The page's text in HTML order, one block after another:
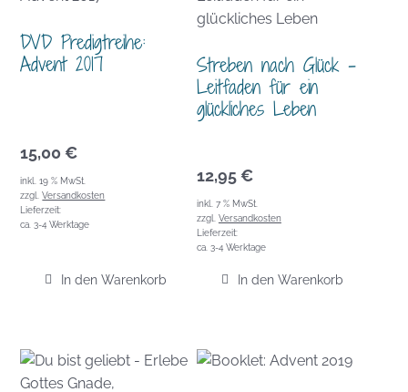
DVD Predigtreihe:
Advent 2017
15,00 €
inkl. 19 % MwSt.
zzgl.Versandkosten
Lieferzeit:
ca. 3-4 Werktage
In den Warenkorb
Streben nach Glück –
Leitfaden für ein
glückliches Leben
12,95 €
inkl. 7 % MwSt.
zzgl. Versandkosten
Lieferzeit:
ca. 3-4 Werktage
In den Warenkorb